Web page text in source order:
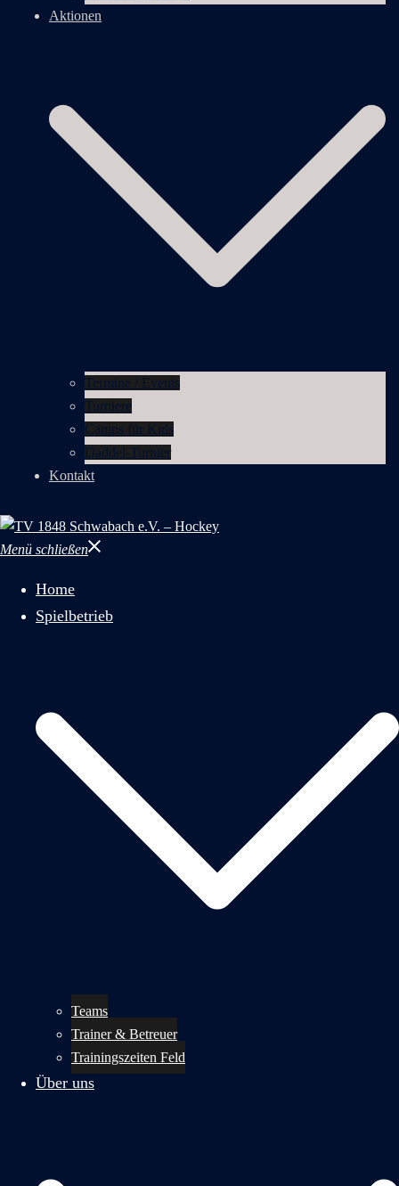
Aktionen
Termine / Events
Turniere
Camps für Kids
Daddel-Turnier
Kontakt
Menü schließen
Home
Spielbetrieb
Teams
Trainer & Betreuer
Trainingszeiten Feld
Über uns